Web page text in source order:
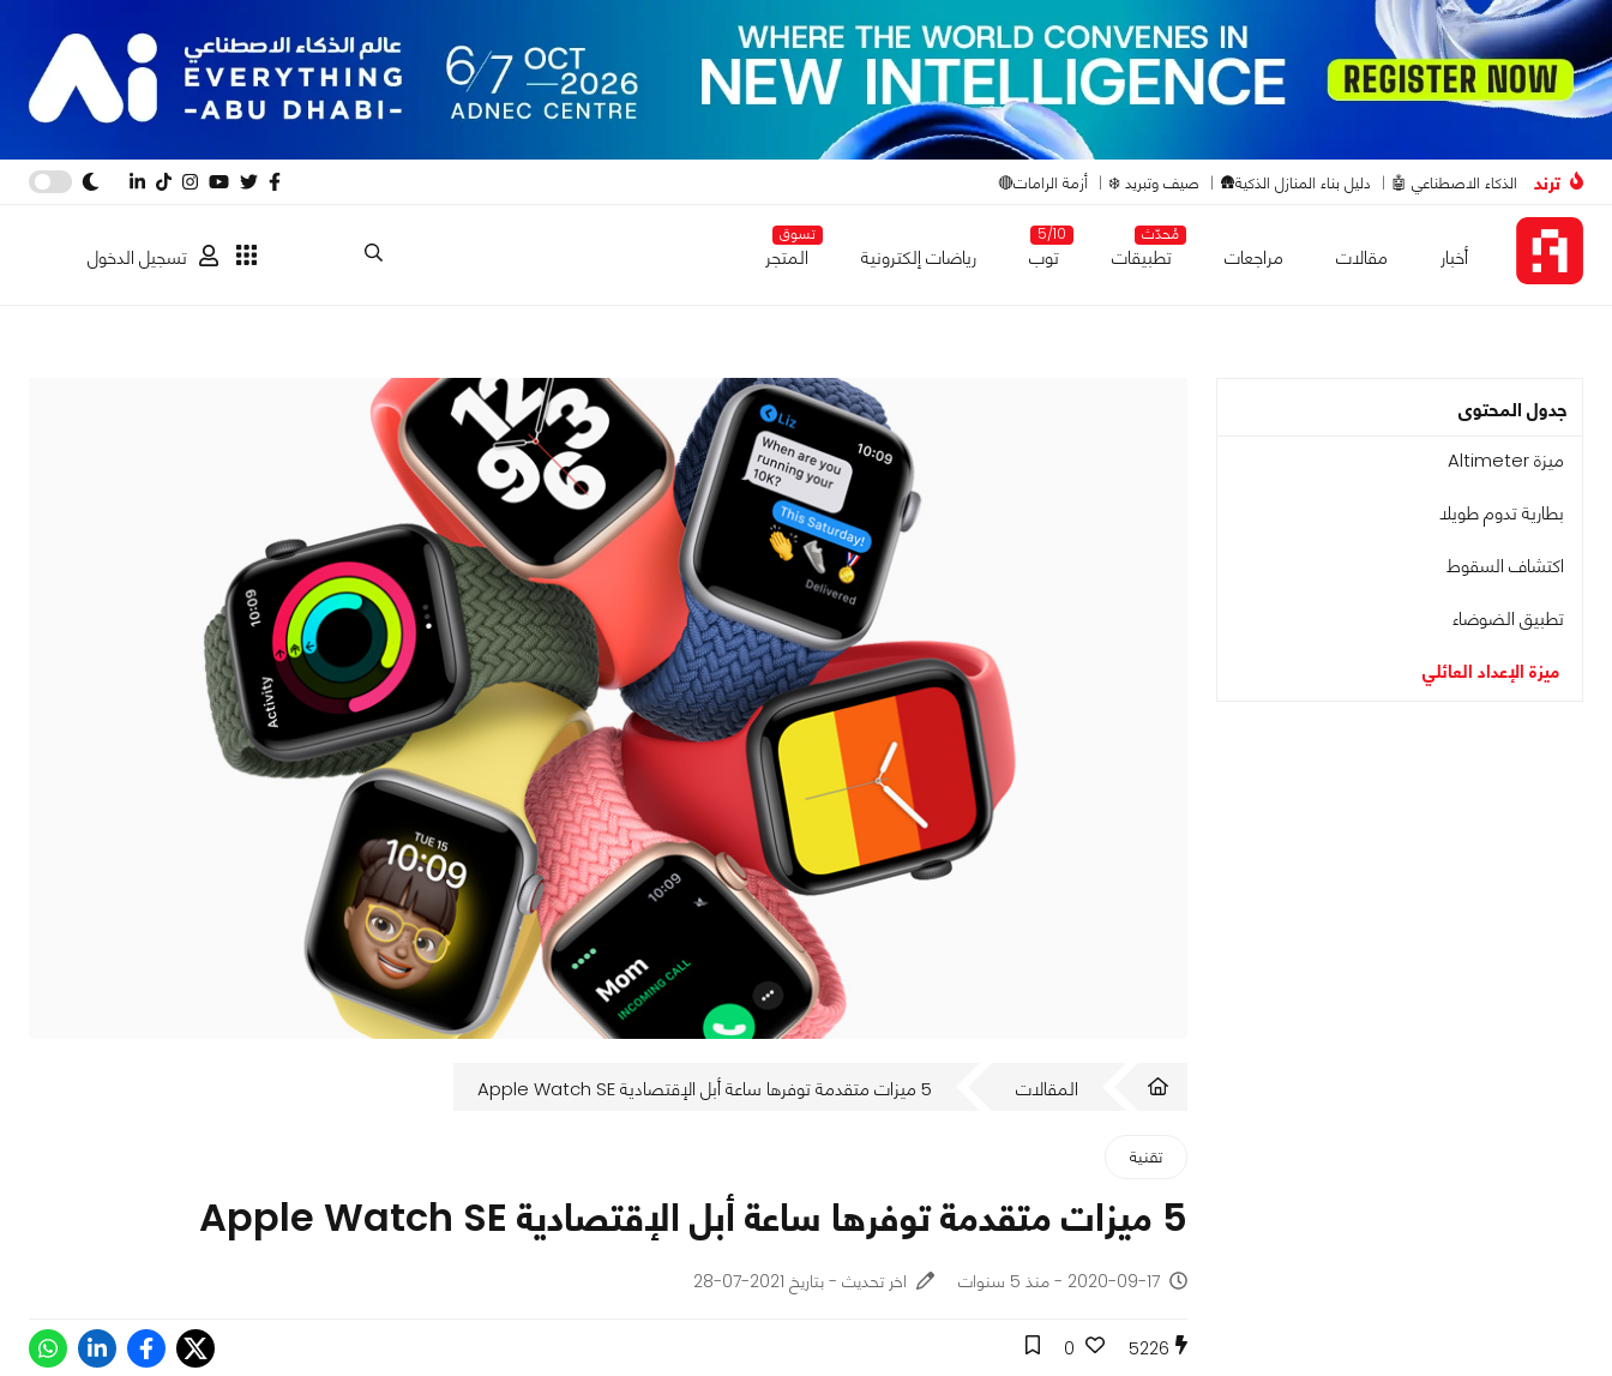
ترند الذكاء الاصطناعي 🤖 دليل بناء المنازل الذكية🛖 صيف وتبريد ❄️ أزمة الرامات🔴
أخبار مقالات مراجعات
مُحدّث
تطبيقات
5/10
توب رياضات إلكترونية
تسوق
المتجر تسجيل الدخول
جدول المحتوى
ميزة Altimeter
بطارية تدوم طويلا
اكتشاف السقوط
تطبيق الضوضاء
ميزة الإعداد العائلي
المقالات 5 ميزات متقدمة توفرها ساعة أبل الإقتصادية Apple Watch SE
تقنية
5 ميزات متقدمة توفرها ساعة أبل الإقتصادية Apple Watch SE
2020-09-17 - منذ 5 سنوات اخر تحديث - بتاريخ 2021-07-28
5226
0